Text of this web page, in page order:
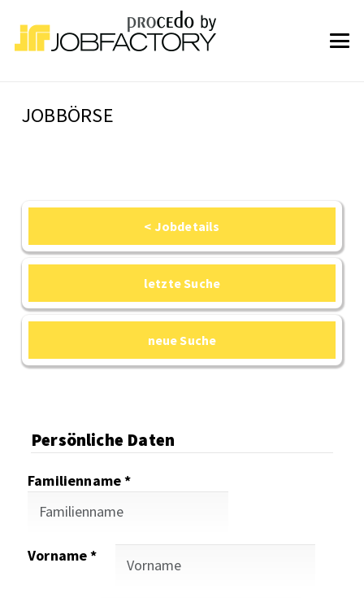
JOBBÖRSE
< Jobdetails
letzte Suche
neue Suche
Persönliche Daten
Familienname *
Vorname *